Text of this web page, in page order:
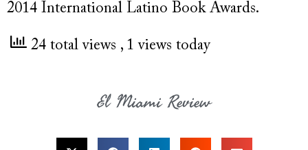
2014 International Latino Book Awards.
24 total views , 1 views today
El Miami Review